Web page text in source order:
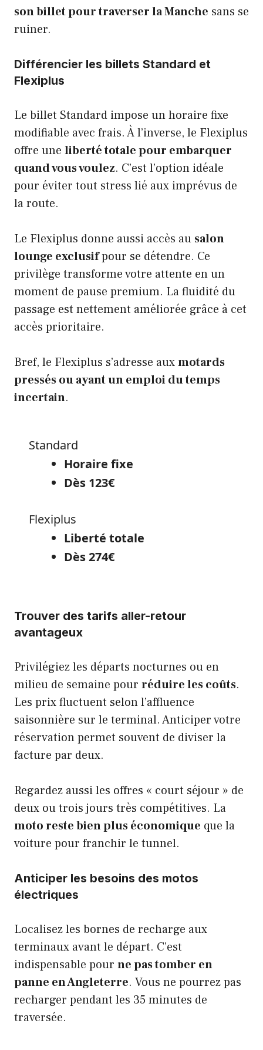
son billet pour traverser la Manche sans se
ruiner.
Différencier les billets Standard et
Flexiplus
Le billet Standard impose un horaire fixe
modifiable avec frais. À l’inverse, le Flexiplus
offre une liberté totale pour embarquer
quand vous voulez. C’est l’option idéale
pour éviter tout stress lié aux imprévus de
la route.
Le Flexiplus donne aussi accès au salon
lounge exclusifpour se détendre. Ce
privilège transforme votre attente en un
moment de pause premium. La fluidité du
passage est nettement améliorée grâce à cet
accès prioritaire.
Bref, le Flexiplus s’adresse auxmotards
pressés ou ayant un emploi du temps
incertain.
Standard
Horaire fixe
Dès 123€
Flexiplus
Liberté totale
Dès 274€
Trouver des tarifs aller-retour
avantageux
Privilégiez les départs nocturnes ou en
milieu de semaine pour réduire les coûts.
Les prix fluctuent selon l’affluence
saisonnière sur le terminal. Anticiper votre
réservation permet souvent de diviser la
facture par deux.
Regardez aussi les offres « court séjour » de
deux ou trois jours très compétitives. La
moto reste bien plus économique que la
voiture pour franchir le tunnel.
Anticiper les besoins des motos
électriques
Localisez les bornes de recharge aux
terminaux avant le départ. C’est
indispensable pour ne pas tomber en
panne en Angleterre. Vous ne pourrez pas
recharger pendant les 35 minutes de
traversée.